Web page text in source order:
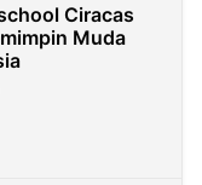
Ciracas
Muda